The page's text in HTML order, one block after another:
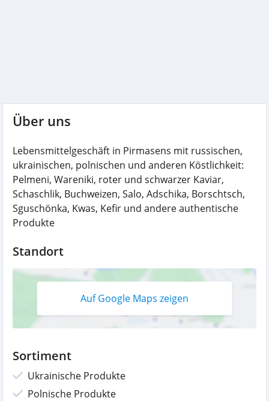
Über uns
Lebensmittelgeschäft in Pirmasens mit russischen,
ukrainischen, polnischen und anderen Köstlichkeit:
Pelmeni, Wareniki, roter und schwarzer Kaviar,
Schaschlik, Buchweizen, Salo, Adschika, Borschtsch,
Sguschönka, Kwas, Kefir und andere authentische
Produkte
Standort
Auf Google Maps zeigen
Sortiment
Ukrainische Produkte
Polnische Produkte